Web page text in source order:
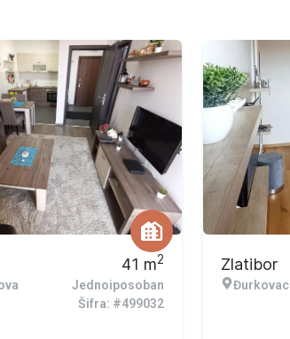
41 m2
Jednoiposoban
Šifra: #499032
Zlatibor
Đurkovac